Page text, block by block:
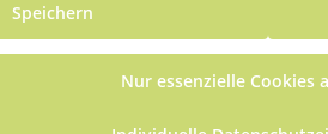
veranstalter
Heute
Speichern
Nur essenzielle Cookies